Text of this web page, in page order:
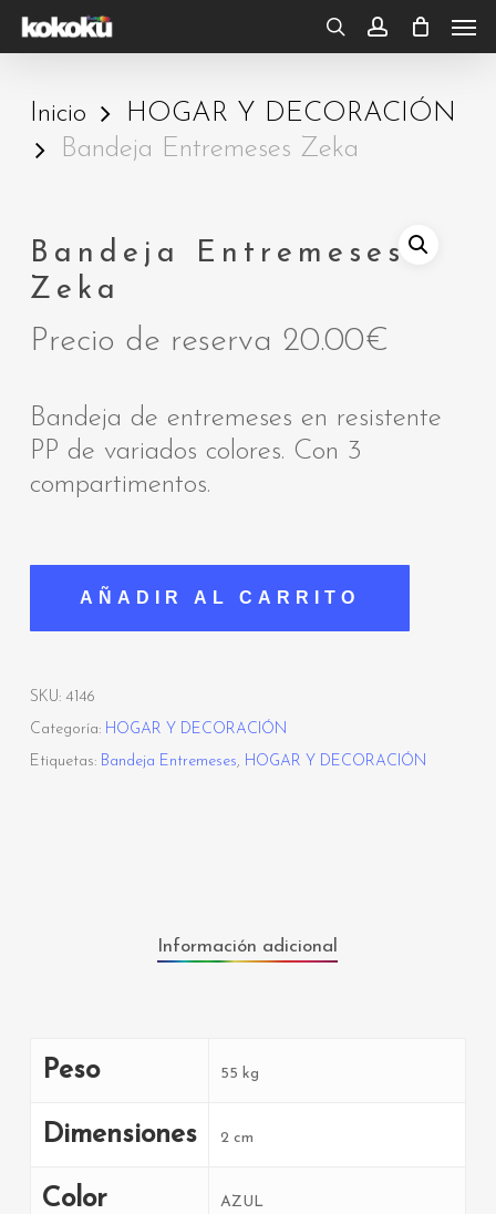
Skip
to
content
searchaccount
Inicio
HOGAR Y DECORACIÓN
Bandeja Entremeses Zeka
Bandeja Entremeses
Zeka
Precio de reserva 20.00€
Bandeja de entremeses en resistente
PP de variados colores. Con 3
compartimentos.
AÑADIR AL CARRITO
SKU: 4146
Categoría: HOGAR Y DECORACIÓN
Etiquetas: Bandeja Entremeses, HOGAR Y DECORACIÓN
Información adicional
Peso 55 kg
Dimensiones 2 cm
Color AZUL